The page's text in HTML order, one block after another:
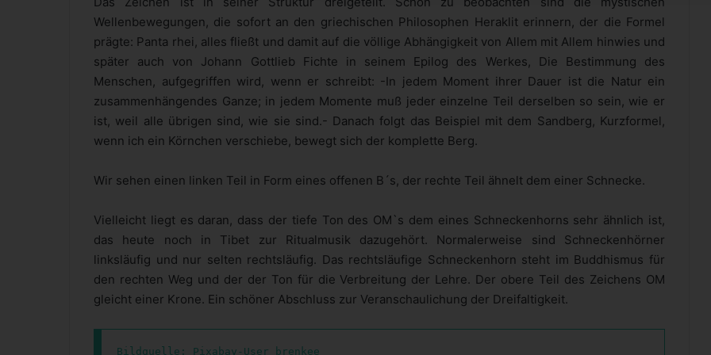
Wellenbewegungen, die sofort an den griechischen Philosophen Heraklit erinnern, der die Formel
prägte: Panta rhei, alles fließt und damit auf die völlige Abhängigkeit von Allem mit Allem hinwies und
später auch von Johann Gottlieb Fichte in seinem Epilog des Werkes, Die Bestimmung des
Menschen, aufgegriffen wird, wenn er schreibt: -In jedem Moment ihrer Dauer ist die Natur ein
zusammenhängendes Ganze; in jedem Momente muß jeder einzelne Teil derselben so sein, wie er
ist, weil alle übrigen sind, wie sie sind.- Danach folgt das Beispiel mit dem Sandberg, Kurzformel,
wenn ich ein Körnchen verschiebe, bewegt sich der komplette Berg.
Wir sehen einen linken Teil in Form eines offenen B´s, der rechte Teil ähnelt dem einer Schnecke.
Vielleicht liegt es daran, dass der tiefe Ton des OM`s dem eines Schneckenhorns sehr ähnlich ist,
das heute noch in Tibet zur Ritualmusik dazugehört. Normalerweise sind Schneckenhörner
linksläufig und nur selten rechtsläufig. Das rechtsläufige Schneckenhorn steht im Buddhismus für
den rechten Weg und der der Ton für die Verbreitung der Lehre. Der obere Teil des Zeichens OM
gleicht einer Krone. Ein schöner Abschluss zur Veranschaulichung der Dreifaltigkeit.
Bildquelle: Pixabay-User brenkee